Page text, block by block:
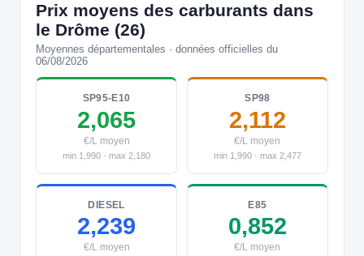
Prix moyens des carburants dans
le Drôme (26)
Moyennes départementales · données officielles du
06/08/2026
SP95-E10
2,065
€/L moyen
min 1,990 · max 2,180
SP98
2,112
€/L moyen
min 1,990 · max 2,477
DIESEL
2,239
€/L moyen
E85
0,852
€/L moyen